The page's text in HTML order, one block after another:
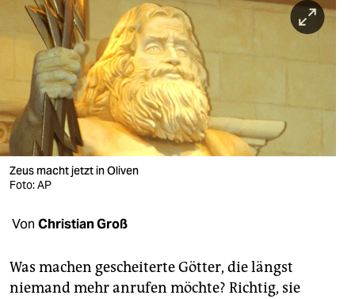
sport
berlin
nord
wahrheit
verlag
verlag
veranstaltungen
fragen & hilfe
Zeus macht jetzt in Oliven
Foto: AP
Von Christian Groß
Was machen gescheiterte Götter, die längst
niemand mehr anrufen möchte? Richtig, sie